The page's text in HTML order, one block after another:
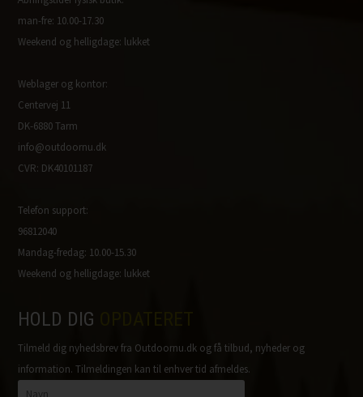
man-fre: 10.00-17.30
Weekend og helligdage: lukket
Weblager og kontor:
Centervej 11
DK-6880 Tarm
info@outdoornu.dk
CVR: DK40101187
Telefon support:
96812040
Mandag-fredag: 10.00-15.30
Weekend og helligdage: lukket
HOLD DIG
Tilmeld dig nyhedsbrev fra Outdoornu.dk og få tilbud, nyheder og
information. Tilmeldingen kan til enhver tid afmeldes.